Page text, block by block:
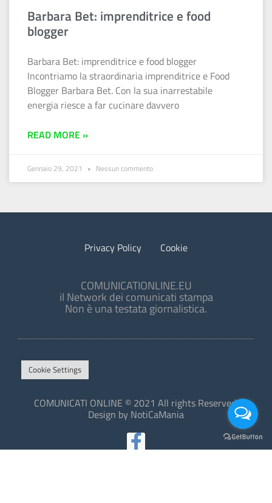
Barbara Bet: imprenditrice e food
blogger
Barbara Bet: imprenditrice e food blogger
Incontriamo la straordinaria imprenditrice e Food
Blogger Barbara Bet. Con la sua inarrestabile
energia riesce a far cucinare davvero
READ MORE »
Gennaio 29, 2021 Nessun commento
Privacy Policy Cookie
COMUNICATIONLINE.EU
il Network dei comunicati stampa
Non è una testata giornalistica.
Cookie Settings
COMUNICATI ONLINE © 2021 All rights Reserved.
Design by NotiCaMania